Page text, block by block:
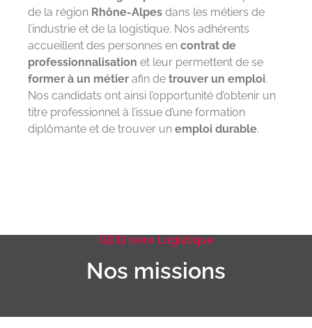
de la région Rhône-Alpes dans les métiers de
l’industrie et de la logistique. Nos adhérents
accueillent des personnes en contrat de
professionnalisation et leur permettent de se
former à un métier afin de trouver un emploi.
Nos candidats ont ainsi l’opportunité d’obtenir un
titre professionnel à l’issue d’une formation
diplômante et de trouver un emploi durable.
GEIQ Isère Logistique
Nos missions